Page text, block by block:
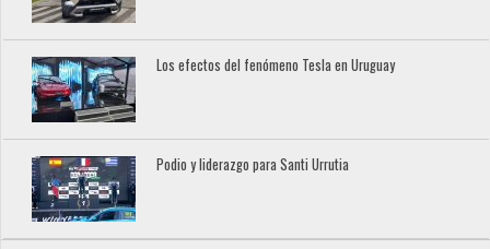
Los efectos del fenómeno Tesla en Uruguay
Podio y liderazgo para Santi Urrutia